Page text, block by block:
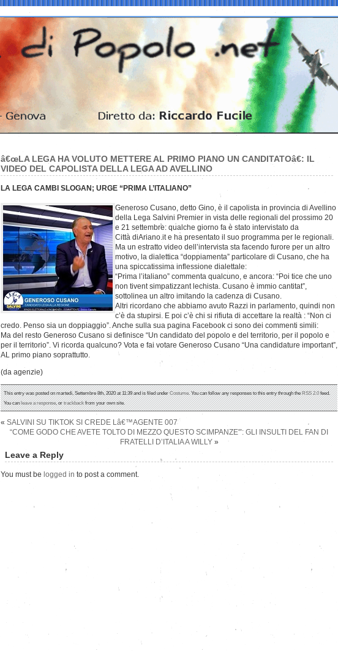
â€œLA LEGA HA VOLUTO METTERE AL PRIMO PIANO UN CANDITATOâ€: IL
VIDEO DEL CAPOLISTA DELLA LEGA AD AVELLINO
LA LEGA CAMBI SLOGAN; URGE “PRIMA L’ITALIANO”
Generoso Cusano, detto Gino, è il capolista in provincia di Avellino
della Lega Salvini Premier in vista delle regionali del prossimo 20
e 21 settembre: qualche giorno fa è stato intervistato da
Città diAriano.it e ha presentato il suo programma per le regionali.
Ma un estratto video dell’intervista sta facendo furore per un altro
motivo, la dialettica “doppiamenta” particolare di Cusano, che ha
una spiccatissima inflessione dialettale:
“Prima l’italiano” commenta qualcuno, e ancora: “Poi tice che uno
non tivent simpatizzant lechista. Cusano è immio cantitat”,
sottolinea un altro imitando la cadenza di Cusano.
Altri ricordano che abbiamo avuto Razzi in parlamento, quindi non
c’è da stupirsi. E poi c’è chi si rifiuta di accettare la realtà : “Non ci
credo. Penso sia un doppiaggio”. Anche sulla sua pagina Facebook ci sono dei commenti simili:
Ma del resto Generoso Cusano si definisce “Un candidato del popolo e del territorio, per il popolo e
per il territorio”. Vi ricorda qualcuno? Vota e fai votare Generoso Cusano “Una candidature important”,
AL primo piano soprattutto.
(da agenzie)
This entry was posted on martedì, Settembre 8th, 2020 at 11:39 and is filed underCostume. You can follow any responses to this entry through theRSS 2.0feed.
You canleave a response, ortrackbackfrom your own site.
« SALVINI SU TIKTOK SI CREDE Lâ€™AGENTE 007
“COME GODO CHE AVETE TOLTO DI MEZZO QUESTO SCIMPANZE'”: GLI INSULTI DEL FAN DI
FRATELLI D’ITALIA A WILLY»
Leave a Reply
You must be logged in to post a comment.